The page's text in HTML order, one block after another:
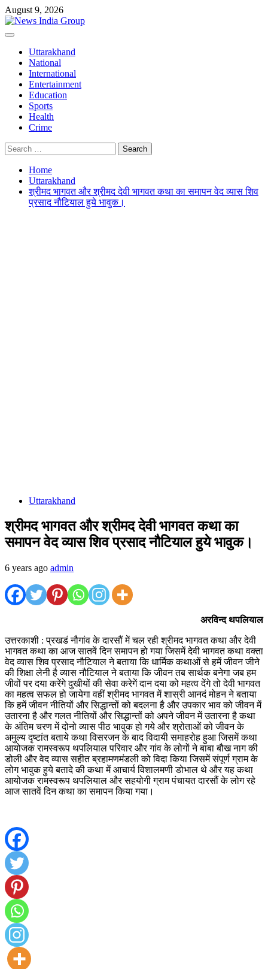
Skip
to
content
August 9, 2026
Primary
Uttarakhand
National
International
Entertainment
Education
Sports
Health
Crime
Search
for:
Home
Uttarakhand
श्रीमद भागवत और श्रीमद देवी भागवत कथा का समापन वेद व्यास शिव
प्रसाद नौटियाल हुये भावुक।
Uttarakhand
श्रीमद भागवत और श्रीमद देवी भागवत कथा का
समापन वेद व्यास शिव प्रसाद नौटियाल हुये भावुक।
6 years ago admin
अरविन्द थपलियाल
उत्तरकाशी : प्रखडं नौगांव के दारसौं में चल रही श्रीमद भागवत कथा और देवी
भागवत कथा का आज सातवें दिन समापन हो गया जिसमें देवी भागवत कथा वक्ता
वेद व्यास शिव प्रसाद नौटियाल ने बताया कि धार्मिक कथाओं से हमें जीवन जीने
की शिक्षा लेनी है व्यास नौटियाल ने बताया कि जीवन तब सार्थक बनेगा जब हम
जीवों पर दया करेंगे दुखीयों की सेवा करेगें दान दया को महत्व देंगे तो देवी भागवत
का महत्व सफल हो जायेगा वहीं श्रीमद भागवत में शास्री आनदं मोहन ने बताया
कि हमें जीवन नीतियों और सिद्धान्तों को बदलना है और उपकार भाव को जीवन में
उतारना है और गलत नीतियों और सिद्धान्तों को अपने जीवन में उतारना है कथा
के अंतिम चरण में दोनो व्यास पीठ भावुक हो गये और श्रोताओं को जीवन के
अमुल्य दृष्टांत बताये कथा विसरजन के बाद विदायी समाहरोह हुआ जिसमें कथा
आयोजक रामस्वरूप थपलियाल परिवार और गांव के लोगों ने बाबा बौख नाग की
डोली और वेद व्यास सहीत ब्रहामणमंडली को विदा किया जिसमें संपूर्ण ग्राम के
लोग भावुक हुये बतादे की कथा में आचार्य विशालमणी डोभाल थे और यह कथा
आयोजक रामस्वरूप थपलियाल और सहयोगी ग्राम पंचायत दारसौं के लोग रहे
आज सातवें दिन कथा का समापन किया गया।